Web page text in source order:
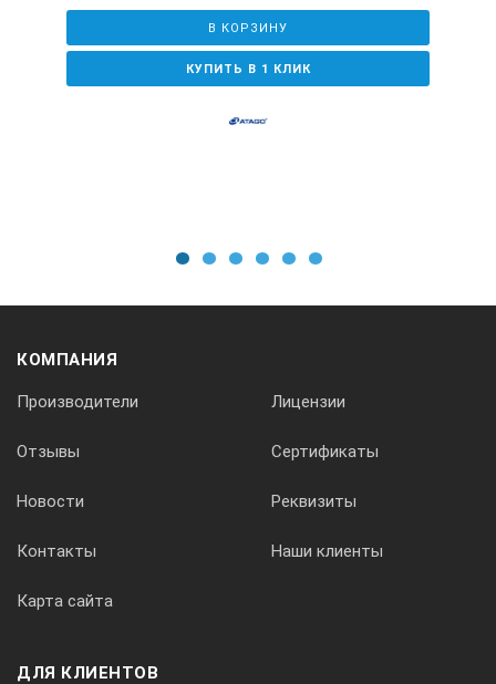
55(v)×31(D)×109(H)mm,
100г (Главная часть)
В КОРЗИНУ
КУПИТЬ В 1 КЛИК
КОМПАНИЯ
Производители Лицензии
Отзывы Сертификаты
Новости Реквизиты
Контакты Наши клиенты
Карта сайта
ДЛЯ КЛИЕНТОВ